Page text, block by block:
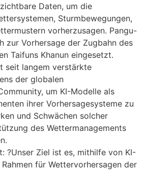
Daten, um die
Sturmbewegungen,
vorherzusagen. Pangu-
zur Vorhersage der Zugbahn des
Taifuns Khanun eingesetzt.
seit langem verstärkte
der globalen
um KI-Modelle als
ihrer Vorhersagesysteme zu
und Schwächen solcher
des Wettermanagements
?Unser Ziel ist es, mithilfe von KI-
für Wettervorhersagen der